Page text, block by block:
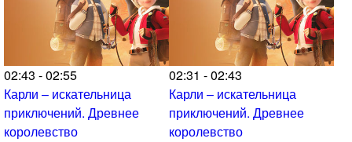
02:43 - 02:55
Карли – искательница
приключений. Древнее
королевство
02:31 - 02:43
Карли – искательница
приключений. Древнее
королевство